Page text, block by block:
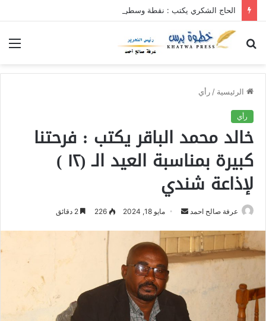
الرئيسية / رأي
رأي
خالد محمد الباقر يكتب : فرحتنا
كبيرة بمناسبة العيد الـ (١٢ )
لإذاعة شندي
عرفة صالح احمد
س
ل
ي
مايو 18, 2024 226